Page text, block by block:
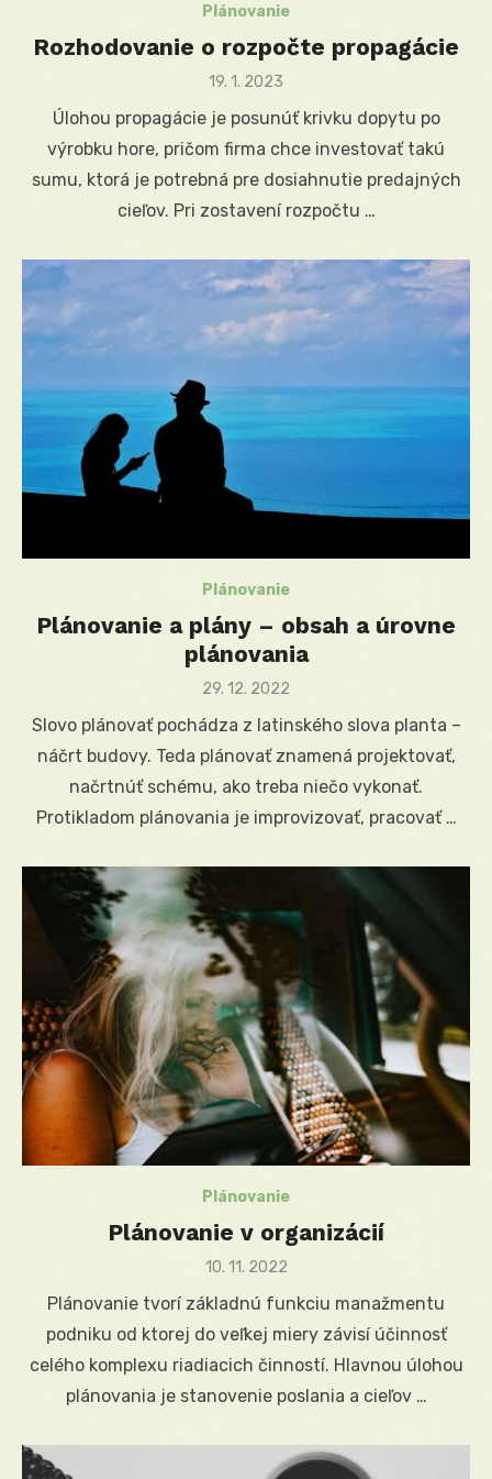
Plánovanie
Rozhodovanie o rozpočte propagácie
Posted
19. 1. 2023
Úlohou propagácie je posunúť krivku dopytu po
výrobku hore, pričom firma chce investovať takú
sumu, ktorá je potrebná pre dosiahnutie predajných
cieľov. Pri zostavení rozpočtu …
Plánovanie
Plánovanie a plány – obsah a úrovne
plánovania
Posted
29. 12. 2022
Slovo plánovať pochádza z latinského slova planta –
náčrt budovy. Teda plánovať znamená projektovať,
načrtnúť schému, ako treba niečo vykonať.
Protikladom plánovania je improvizovať, pracovať …
Plánovanie
Plánovanie v organizácií
Posted
10. 11. 2022
Plánovanie tvorí základnú funkciu manažmentu
podniku od ktorej do veľkej miery závisí účinnosť
celého komplexu riadiacich činností. Hlavnou úlohou
plánovania je stanovenie poslania a cieľov …